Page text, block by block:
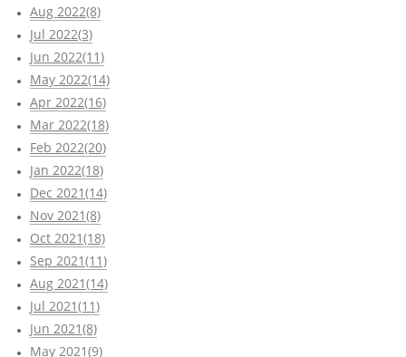
Aug 2022(8)
Jul 2022(3)
Jun 2022(11)
May 2022(14)
Apr 2022(16)
Mar 2022(18)
Feb 2022(20)
Jan 2022(18)
Dec 2021(14)
Nov 2021(8)
Oct 2021(18)
Sep 2021(11)
Aug 2021(14)
Jul 2021(11)
Jun 2021(8)
May 2021(9)